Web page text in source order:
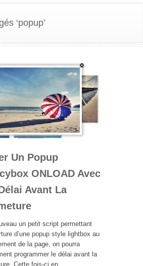
‘popup’
Un Popup
ONLOAD Avec
Avant La
un petit script permettant
d’une popup style lightbox au
de la page, on pourra
programmer le délai avant la
Cette fois-çi en